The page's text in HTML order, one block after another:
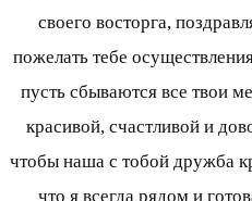
своего восторга,
пожелать тебе
пусть сбываются все твои
красивой, счастливой и
чтобы наша с тобой дружба
что я всегда рядом и